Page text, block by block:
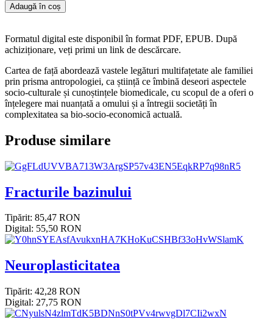
Adaugă în coș
Formatul digital este disponibil în format PDF, EPUB. După
achiziționare, veți primi un link de descărcare.
Cartea de față abordează vastele legături multifațetate ale familiei
prin prisma antropologiei, ca știință ce îmbină deseori aspectele
socio-culturale și cunoștințele biomedicale, cu scopul de a oferi o
înțelegere mai nuanțată a omului și a întregii societăți în
complexitatea sa bio-socio-economică actuală.
Produse similare
Fracturile bazinului
Tipărit: 85,47 RON
Digital: 55,50 RON
Neuroplasticitatea
Tipărit: 42,28 RON
Digital: 27,75 RON